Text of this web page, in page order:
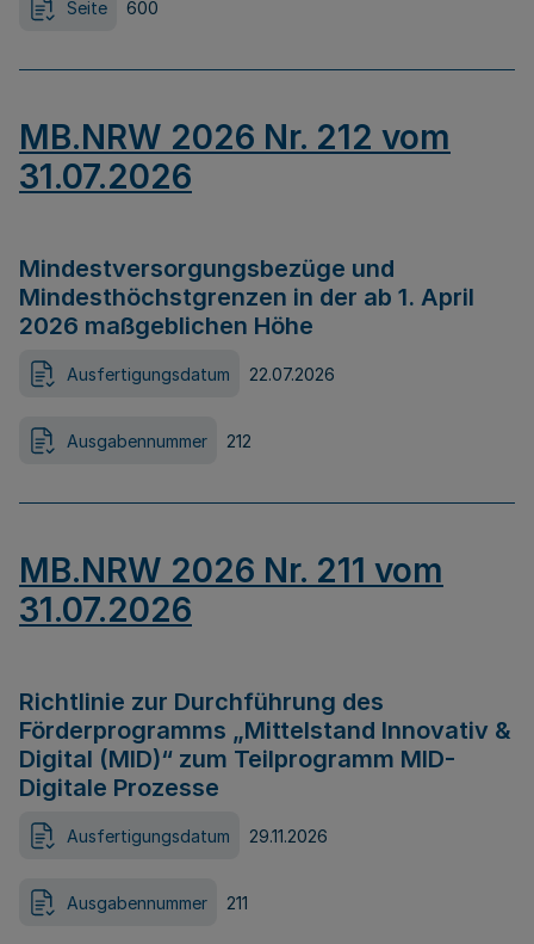
Seite 600
MB.NRW 2026 Nr. 212 vom
31.07.2026
Mindestversorgungsbezüge und
Mindesthöchstgrenzen in der ab 1. April
2026 maßgeblichen Höhe
Ausfertigungsdatum 22.07.2026
Ausgabennummer 212
MB.NRW 2026 Nr. 211 vom
31.07.2026
Richtlinie zur Durchführung des
Förderprogramms „Mittelstand Innovativ &
Digital (MID)“ zum Teilprogramm MID-
Digitale Prozesse
Ausfertigungsdatum 29.11.2026
Ausgabennummer 211